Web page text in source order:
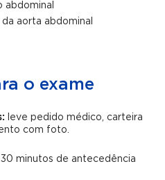
abdominal
aorta abdominal
o exame
leve pedido médico, carteira
com foto.
minutos de antecedência